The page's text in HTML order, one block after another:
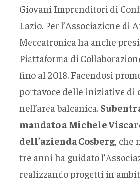
Giovani Imprenditori di
Lazio. Per l’Associazione di
Meccatronica ha anche
Piattaforma di
fino al 2018. Facendosi
portavoce delle iniziative di
nell’area balcanica.
mandato a Michele
dell’azienda Cosberg ,
tre anni ha guidato
realizzando progetti in